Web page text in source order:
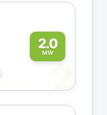
2.0
MW
2